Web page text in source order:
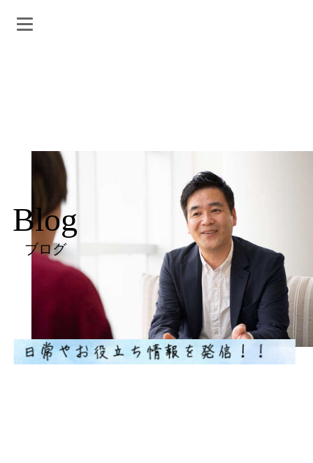
Blog
ブログ